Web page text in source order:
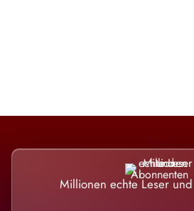
Millionen echte Leser